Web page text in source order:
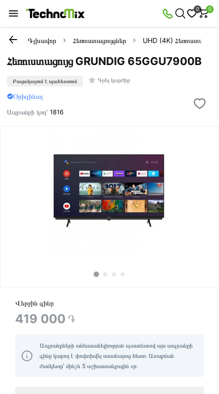
0 0
Գլխավոր Հեռուստացույցներ UHD (4K)
Հեռուստացույց GRUNDIG 65GGU7900B
Բացակայում է պահեստում Գրել կարծիք
Օրիգինալ
Ապրանքի կոդ՝1816
Վերջին գինը
419 000 ֏
Ապրանքների անհասանելիության պատճառով այս ապրանքի
գինը կարող է փոփոխվել ստանալուց հետո։ Առաքման
ժամկետը՝ մինչև 5 աշխատանքային օր։